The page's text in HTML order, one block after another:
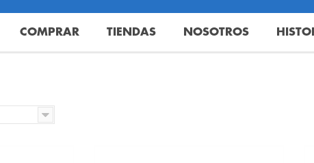
COMPRAR TIENDAS NOSOTROS